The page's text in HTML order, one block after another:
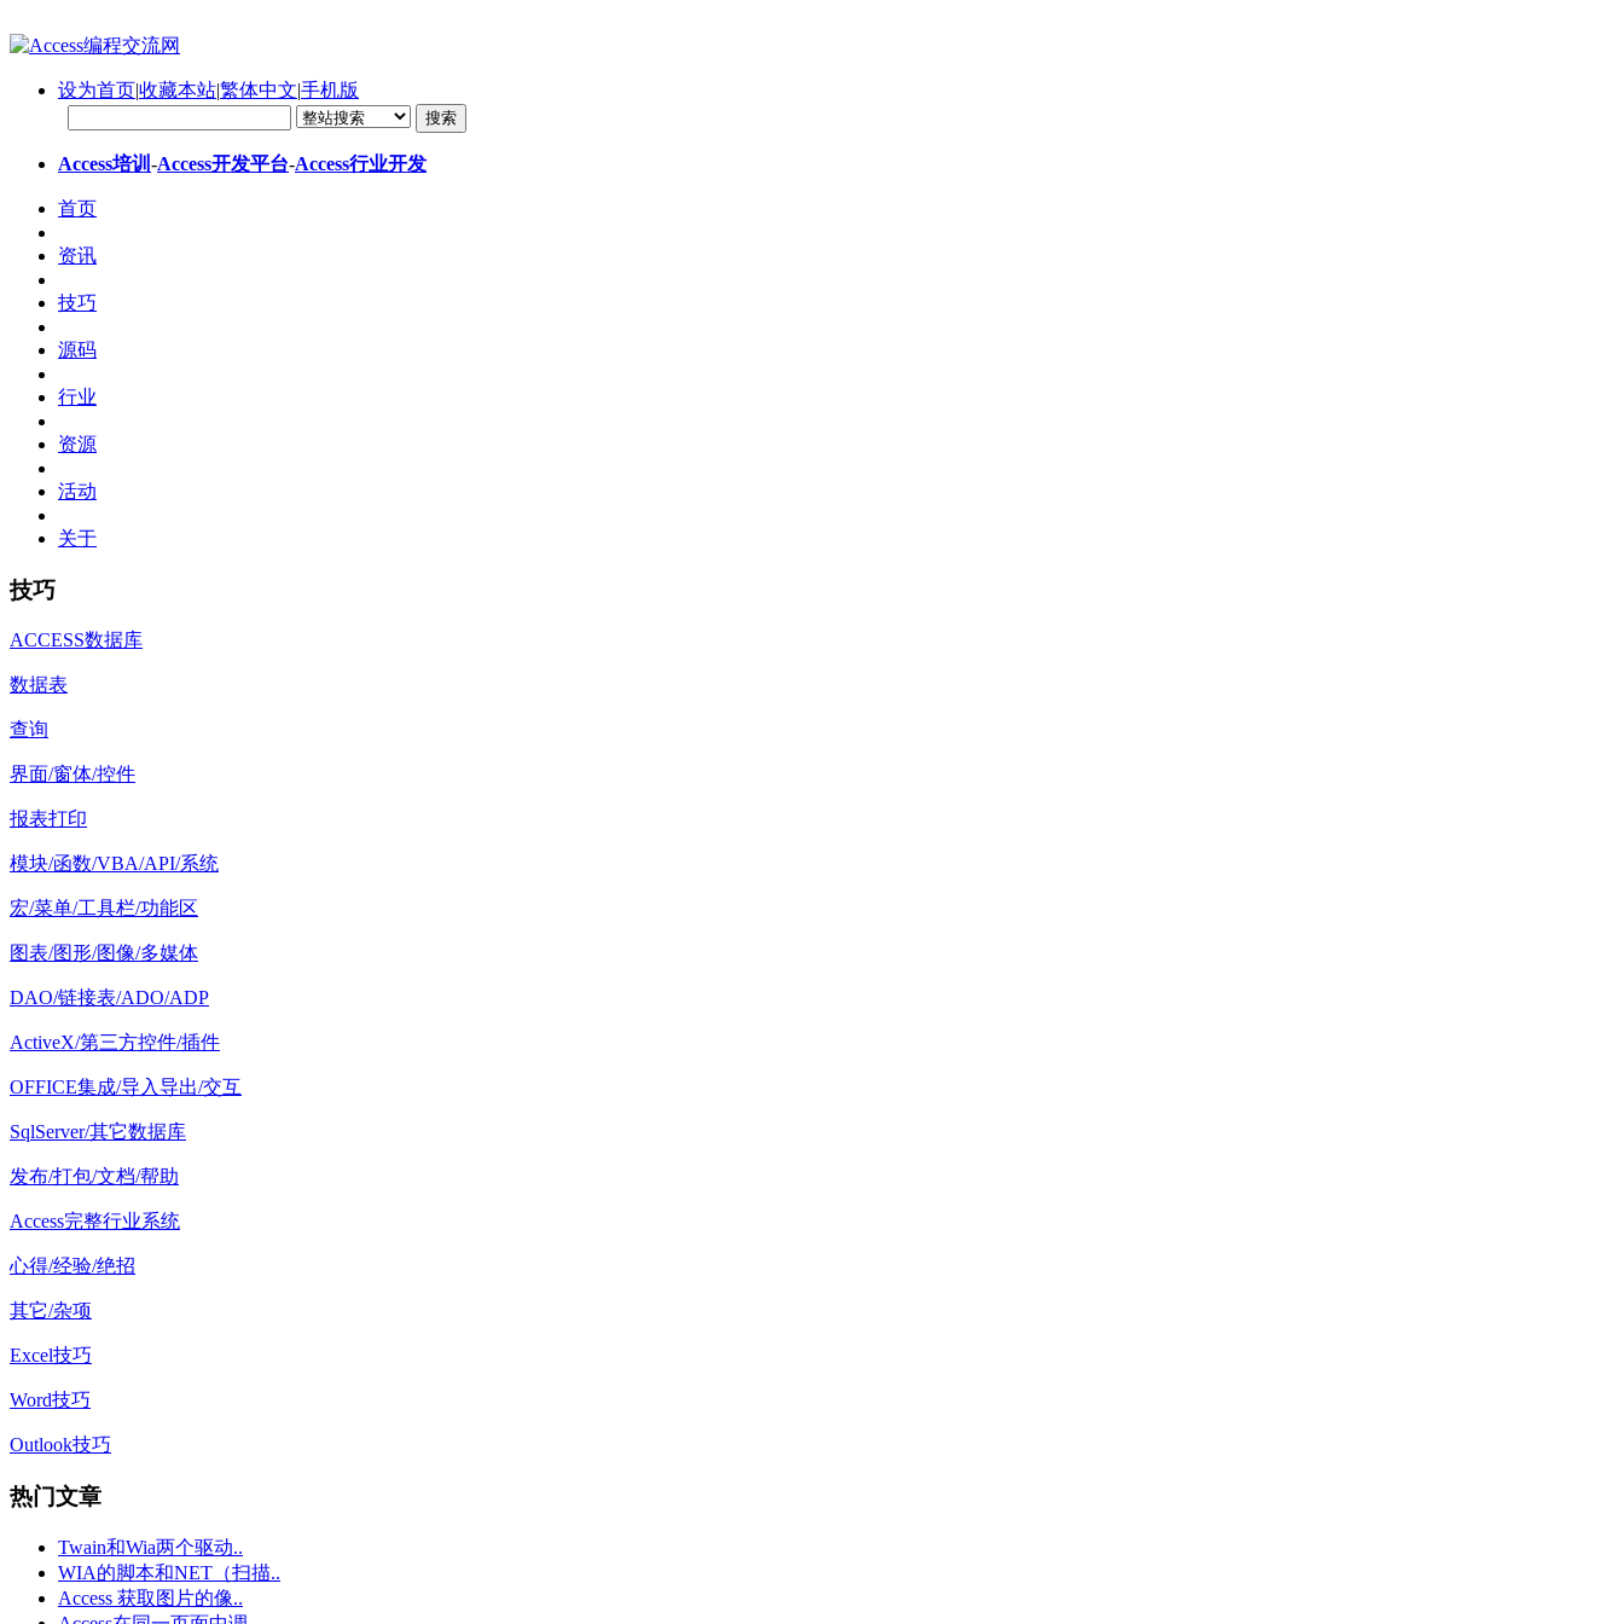
设为首页|收藏本站|繁体中文|手机版
Access培训 -Access开发平台-Access行业开发
首页
资讯
技巧
源码
行业
资源
活动
关于
技巧
ACCESS数据库
数据表
查询
界面/窗体/控件
报表打印
模块/函数/VBA/API/系统
宏/菜单/工具栏/功能区
图表/图形/图像/多媒体
DAO/链接表/ADO/ADP
ActiveX/第三方控件/插件
OFFICE集成/导入导出/交互
SqlServer/其它数据库
发布/打包/文档/帮助
Access完整行业系统
心得/经验/绝招
其它/杂项
Excel技巧
Word技巧
Outlook技巧
热门文章
Twain和Wia两个驱动..
WIA的脚本和NET（扫描..
Access 获取图片的像..